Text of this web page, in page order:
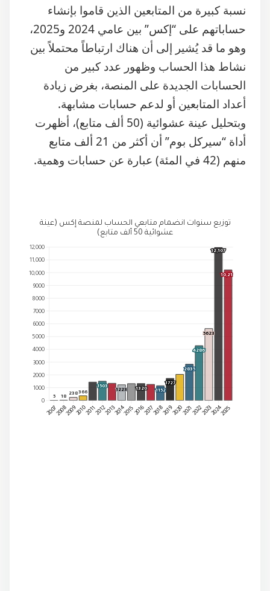
نسبة كبيرة من المتابعين الذين قاموا بإنشاء
حساباتهم على “إكس” بين عامي 2024 و2025،
وهو ما قد يُشير إلى أن هناك ارتباطاً محتملاً بين
نشاط هذا الحساب وظهور عدد كبير من
الحسابات الجديدة على المنصة، بغرض زيادة
أعداد المتابعين أو لدعم حسابات مشابهة.
وبتحليل عينة عشوائية (50 ألف متابع)، أظهرت
أداة “سيركل بوم” أن أكثر من 21 ألف متابع
منهم (42 في المئة) عبارة عن حسابات وهمية.